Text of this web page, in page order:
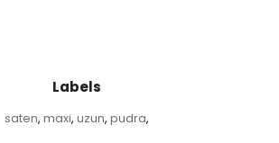
Labels
saten, maxi, uzun, pudra,